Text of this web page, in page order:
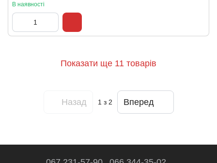
В наявності
Показати ще 11 товарів
Назад 1 з 2 Вперед